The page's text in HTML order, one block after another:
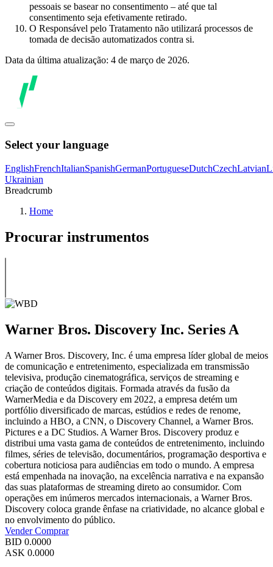
pessoais se basear no consentimento – até que tal
consentimento seja efetivamente retirado.
O Responsável pelo Tratamento não utilizará processos de
tomada de decisão automatizados contra si.
Data da última atualização: 4 de março de 2026.
Select your language
EnglishFrenchItalianSpanishGermanPortugueseDutchCzechLatvian
Ukrainian
Breadcrumb
Home
Procurar instrumentos
Warner Bros. Discovery Inc. Series A
A Warner Bros. Discovery, Inc. é uma empresa líder global de meios
de comunicação e entretenimento, especializada em transmissão
televisiva, produção cinematográfica, serviços de streaming e
criação de conteúdos digitais. Formada através da fusão da
WarnerMedia e da Discovery em 2022, a empresa detém um
portfólio diversificado de marcas, estúdios e redes de renome,
incluindo a HBO, a CNN, o Discovery Channel, a Warner Bros.
Pictures e a DC Studios. A Warner Bros. Discovery produz e
distribui uma vasta gama de conteúdos de entretenimento, incluindo
filmes, séries de televisão, documentários, programação desportiva e
cobertura noticiosa para audiências em todo o mundo. A empresa
está empenhada na inovação, na excelência narrativa e na expansão
das suas plataformas de streaming direto ao consumidor. Com
operações em inúmeros mercados internacionais, a Warner Bros.
Discovery coloca grande ênfase na criatividade, no alcance global e
no envolvimento do público.
VenderComprar
BID 0.0000
ASK 0.0000